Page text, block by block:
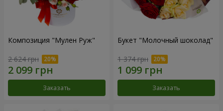
Композиция "Мулен Руж"
2 624 грн
Заказать
Букет "Молочный шоколад"
1 374 грн
Заказать